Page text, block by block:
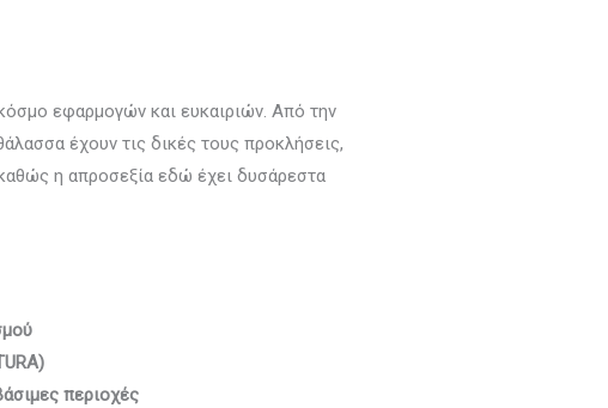
εφαρμογών και ευκαιριών. Από την
έχουν τις δικές τους προκλήσεις,
η απροσεξία εδώ έχει δυσάρεστα
περιοχές